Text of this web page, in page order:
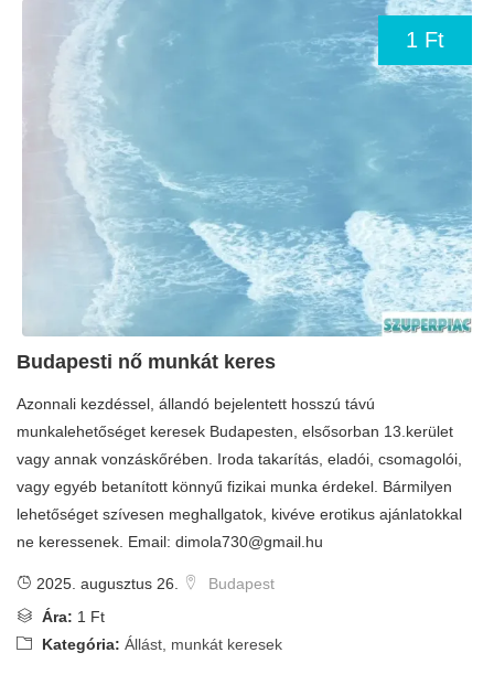
1 Ft
Budapesti nő munkát keres
Azonnali kezdéssel, állandó bejelentett hosszú távú
munkalehetőséget keresek Budapesten, elsősorban 13.kerület
vagy annak vonzáskőrében. Iroda takarítás, eladói, csomagolói,
vagy egyéb betanított könnyű fizikai munka érdekel. Bármilyen
lehetőséget szívesen meghallgatok, kivéve erotikus ajánlatokkal
ne keressenek. Email: dimola730@gmail.hu
2025. augusztus 26.
Budapest
Ára: 1 Ft
Kategória: Állást, munkát keresek